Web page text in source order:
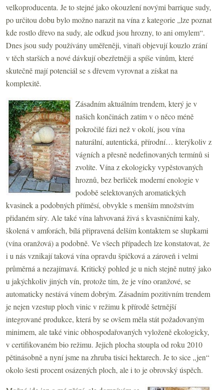
velkoproducenta. Je to stejné jako okouzlení novými barrique sudy,
po určitou dobu bylo možno narazit na vína z kategorie „lze poznat
kde rostlo dřevo na sudy, ale odkud jsou hrozny, to ani omylem“.
Dnes jsou sudy používány uměřeněji, vinaři objevují kouzlo zrání
v těch starších a nové dávkují obezřetněji a spíše vínům, které
skutečně mají potenciál se s dřevem vyrovnat a získat na
komplexitě.
Zásadním aktuálním trendem, který je v
našich končinách zatím v o něco méně
pokročilé fázi než v okolí, jsou vína
naturální, autentická, přírodní… kterýkoliv z
vágních a přesně nedefinovaných termínů si
zvolíte. Vína z ekologicky vypěstovaných
hroznů, bez berliček moderní enologie v
podobě selektovaných aromatických
kvasinek a podobných příměsí, obvykle s menším množstvím
přidaném síry. Ale také vína lahvovaná živá s kvasničními kaly,
školená v amforách, bílá připravená delším kontaktem se slupkami
(vína oranžová) a podobně. Ve všech případech lze konstatovat, že
i u nás vznikají taková vína opravdu špičková a zároveň i velmi
průměrná a nezajímavá. Kritický pohled je u nich stejně nutný jako
u jakýchkoliv jiných vín, protože tím, že je víno oranžové, se
automaticky nestává vínem dobrým. Zásadním pozitivním trendem
je nejen vzestup ploch vinic v režimu k přírodě šetrnější
integrované produkce, která by se ovšem měla stát požadovaným
minimem, ale také vinic obhospodařovaných vyloženě ekologicky,
v certifikovaném bio režimu. Jejich plocha stoupla od roku 2010
pětinásobně a nyní jsme na zhruba tisíci hektarech. Je to sice „jen“
okolo šesti procent osázených ploch, ale i to je obrovský úspěch.